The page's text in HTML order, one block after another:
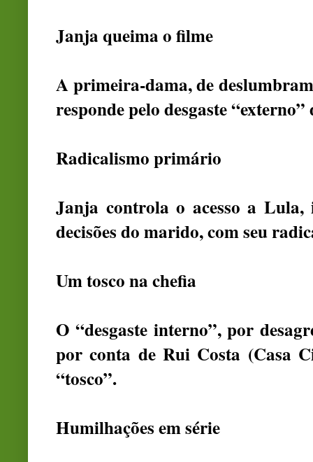
Janja queima o filme
A primeira-dama, de
responde pelo desgaste
Radicalismo primário
Janja controla o acesso a Lula,
decisões do marido, com seu
Um tosco na chefia
O “desgaste interno”, por
por conta de Rui Costa (Casa
“tosco”.
Humilhações em série